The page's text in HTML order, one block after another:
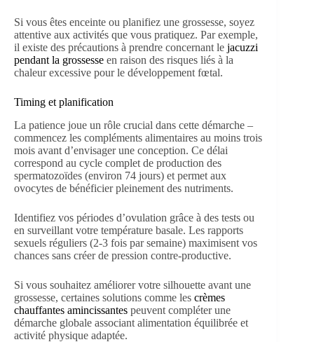
Si vous êtes enceinte ou planifiez une grossesse, soyez
attentive aux activités que vous pratiquez. Par exemple,
il existe des précautions à prendre concernant le jacuzzi
pendant la grossesse en raison des risques liés à la
chaleur excessive pour le développement fœtal.
Timing et planification
La patience joue un rôle crucial dans cette démarche –
commencez les compléments alimentaires au moins trois
mois avant d’envisager une conception. Ce délai
correspond au cycle complet de production des
spermatozoïdes (environ 74 jours) et permet aux
ovocytes de bénéficier pleinement des nutriments.
Identifiez vos périodes d’ovulation grâce à des tests ou
en surveillant votre température basale. Les rapports
sexuels réguliers (2-3 fois par semaine) maximisent vos
chances sans créer de pression contre-productive.
Si vous souhaitez améliorer votre silhouette avant une
grossesse, certaines solutions comme les crèmes
chauffantes amincissantes peuvent compléter une
démarche globale associant alimentation équilibrée et
activité physique adaptée.